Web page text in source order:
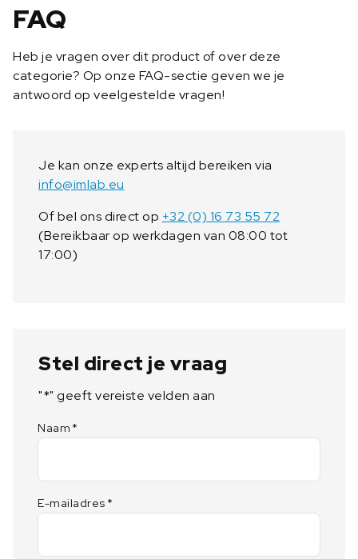
FAQ
Heb je vragen over dit product of over deze
categorie? Op onze FAQ-sectie geven we je
antwoord op veelgestelde vragen!
Je kan onze experts altijd bereiken via
info@imlab.eu
Of bel ons direct op +32 (0) 16 73 55 72
(Bereikbaar op werkdagen van 08:00 tot
17:00)
Stel direct je vraag
"*" geeft vereiste velden aan
Naam *
E-mailadres *